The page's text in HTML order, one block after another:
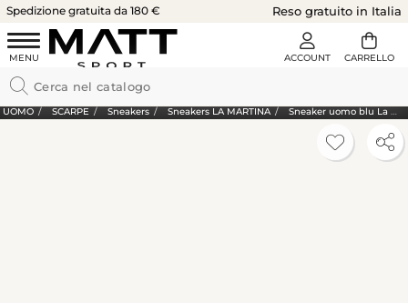
Spedizione gratuita da 180 € Reso gratuito in Italia
UOMO SCARPE Sneakers Sneakers LA MARTINA Sneaker uomo blu La Martina in tessuto e camoscio